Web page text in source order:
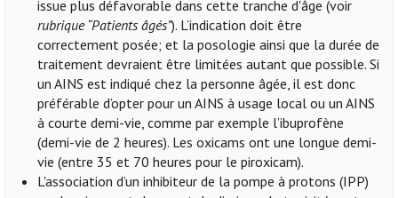
issue plus défavorable dans cette tranche d'âge (voir
rubrique “Patients âgés”). L’indication doit être
correctement posée; et la posologie ainsi que la durée de
traitement devraient être limitées autant que possible. Si
un AINS est indiqué chez la personne âgée, il est donc
préférable d’opter pour un AINS à usage local ou un AINS
à courte demi-vie, comme par exemple l’ibuprofène
(demi-vie de 2 heures). Les oxicams ont une longue demi-
vie (entre 35 et 70 heures pour le piroxicam).
L'association d’un inhibiteur de la pompe à protons (IPP)